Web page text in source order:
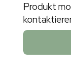
Produkt